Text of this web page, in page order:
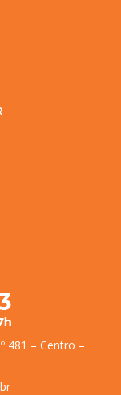
481 – Centro –